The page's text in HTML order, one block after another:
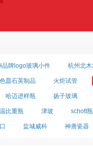
品牌logo玻璃小件 杭州北
皿石英制品 火炬试管
哈迈进样瓶 扬子玻璃
比重瓶 津玻 schott瓶
盐城威科 神唐瓷器